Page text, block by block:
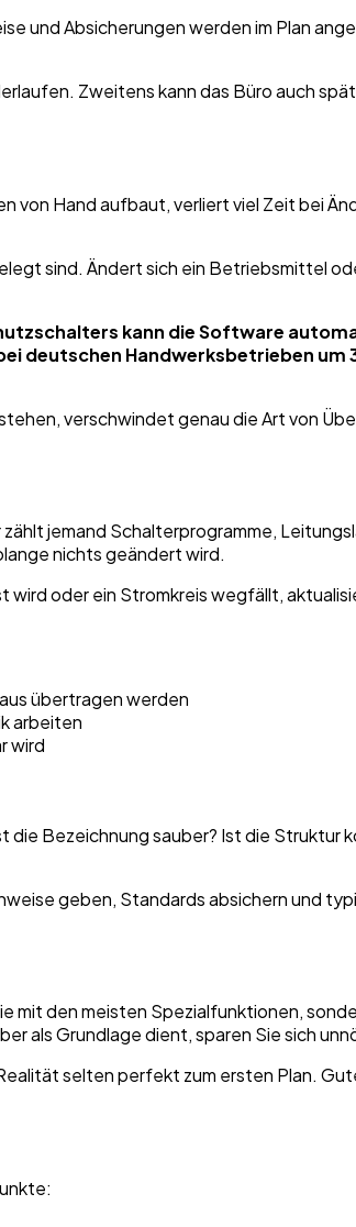
und Absicherungen werden im Plan
Zweitens kann das Büro auch
von Hand aufbaut, verliert viel Zeit bei
sind. Ändert sich ein Betriebsmittel
kann die Software
deutschen Handwerksbetrieben um
verschwindet genau die Art von
jemand Schalterprogramme,
nichts geändert wird.
oder ein Stromkreis wegfällt,
übertragen werden
arbeiten
wird
Bezeichnung sauber? Ist die Struktur
geben, Standards absichern und
den meisten Spezialfunktionen,
als Grundlage dient, sparen Sie sich
selten perfekt zum ersten Plan.